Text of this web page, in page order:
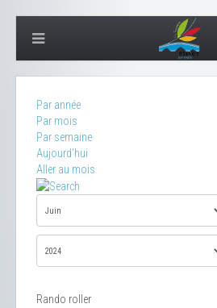
Par année
Par mois
Par semaine
Aujourd'hui
Aller au mois
Rando roller